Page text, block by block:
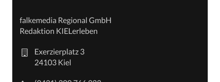
falkemedia Regional GmbH
Redaktion KIELerleben
Exerzierplatz 3
24103 Kiel